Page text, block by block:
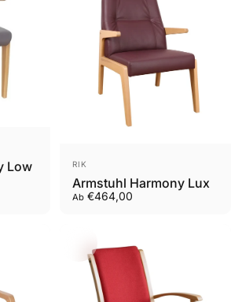
Low Anbieter:
RIK
Armstuhl Harmony Lux
Ab €464,00